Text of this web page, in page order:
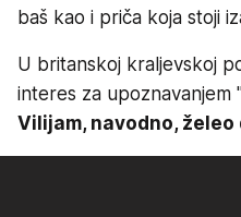
baš kao i priča koja stoji
U britanskoj kraljevskoj
interes za upoznavanjem
Vilijam, navodno, želeo